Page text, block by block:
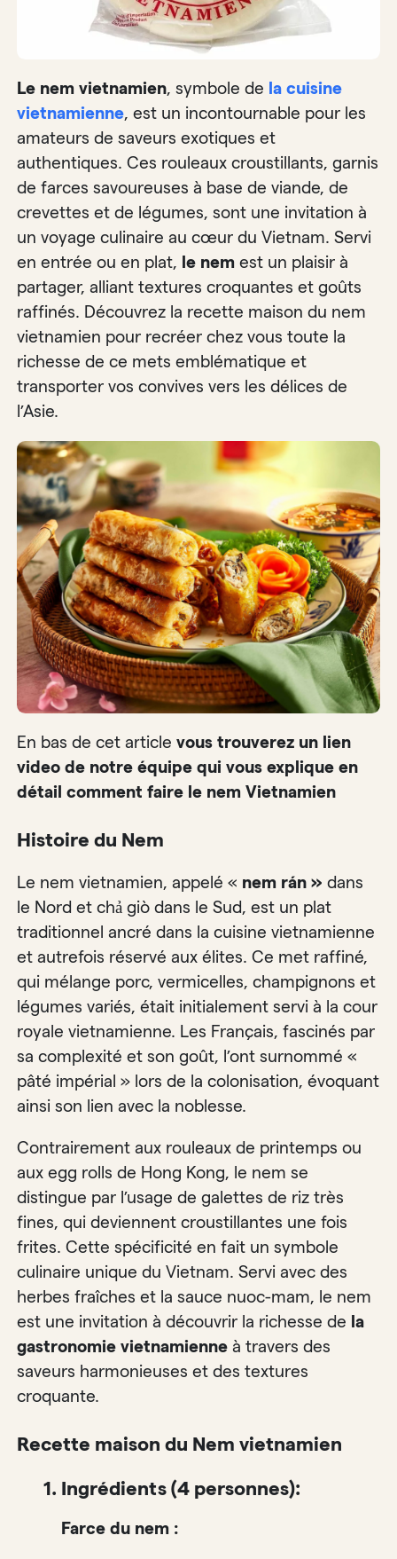
Le nem vietnamien, symbole de la cuisine
vietnamienne, est un incontournable pour les
amateurs de saveurs exotiques et
authentiques. Ces rouleaux croustillants, garnis
de farces savoureuses à base de viande, de
crevettes et de légumes, sont une invitation à
un voyage culinaire au cœur du Vietnam. Servi
en entrée ou en plat, le nem est un plaisir à
partager, alliant textures croquantes et goûts
raffinés. Découvrez la recette maison du nem
vietnamien pour recréer chez vous toute la
richesse de ce mets emblématique et
transporter vos convives vers les délices de
l’Asie.
En bas de cet articlevous trouverez un lien
video de notre équipe qui vous explique en
détail comment faire le nem Vietnamien
Histoire du Nem
Le nem vietnamien, appelé « nem rán » dans
le Nord et chả giò dans le Sud, est un plat
traditionnel ancré dans la cuisine vietnamienne
et autrefois réservé aux élites. Ce met raffiné,
qui mélange porc, vermicelles, champignons et
légumes variés, était initialement servi à la cour
royale vietnamienne. Les Français, fascinés par
sa complexité et son goût, l’ont surnommé «
pâté impérial » lors de la colonisation, évoquant
ainsi son lien avec la noblesse.
Contrairement aux rouleaux de printemps ou
aux egg rolls de Hong Kong, le nem se
distingue par l’usage de galettes de riz très
fines, qui deviennent croustillantes une fois
frites. Cette spécificité en fait un symbole
culinaire unique du Vietnam. Servi avec des
herbes fraîches et la sauce nuoc-mam, le nem
est une invitation à découvrir la richesse de la
gastronomie vietnamienne à travers des
saveurs harmonieuses et des textures
croquante.
Recette maison du Nem vietnamien
1. Ingrédients (4 personnes):
Farce du nem :